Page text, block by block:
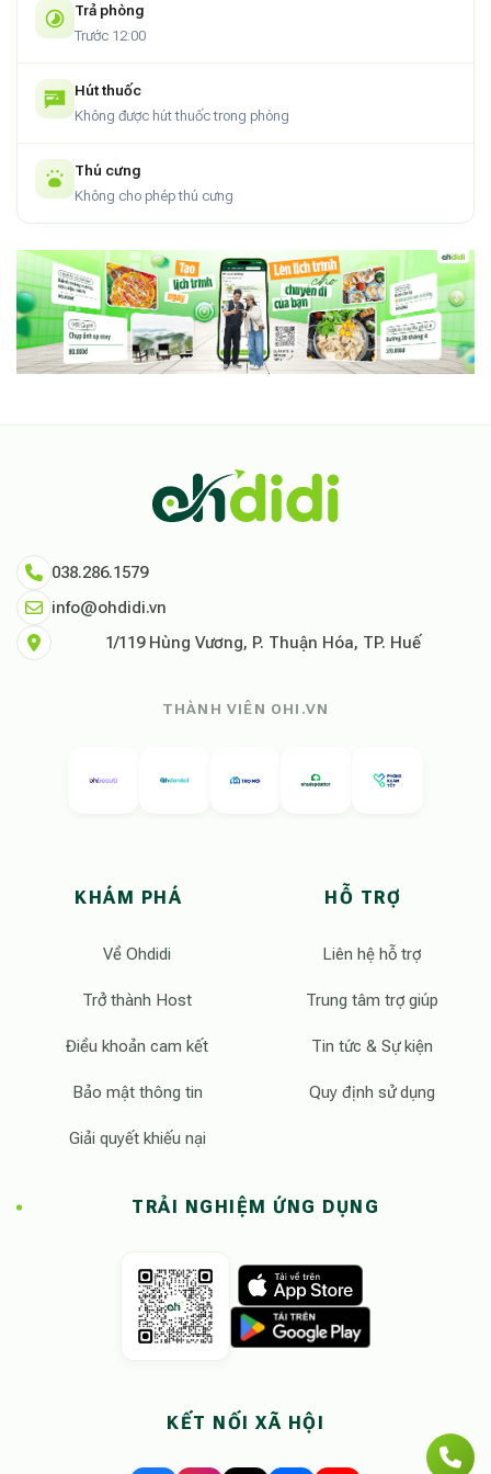
Phù hợp cho những hành trình nghỉ dưỡng gần thiên
Với cách tổ chức không gian và bầu không khí đặc trưng,
The Garden Homestayphù hợp cho các chuyến đi nghỉ
nhiên. Đây là lựa chọn hợp lý cho những kỳ nghỉ ngắn để nạp
lại năng lượng, hoặc những lần lưu trú dài ngày khi sự yên ổn
trở thành điều quan trọng nhất.
Một điểm dừng chân mang tinh thần bền vững
Không chạy theo xu hướng cầu kỳ,The Garden Homestay
giữ cho mình một phong cách nhất quán, dựa trên sự giản dị
và gần gũi với môi trường xung quanh. Trải nghiệm tại đây
Trả phòng
Trước 12:00
Hút thuốc
Không được hút thuốc trong phòng
Thú cưng
Không cho phép thú cưng
038.286.1579
info@ohdidi.vn
1/119 Hùng Vương, P. Thuận Hóa, TP. Huế
THÀNH VIÊN OHI.VN
KHÁM PHÁ
Về Ohdidi
Trở thành Host
Điều khoản cam kết
Bảo mật thông tin
Giải quyết khiếu nại
HỖ TRỢ
Liên hệ hỗ trợ
Trung tâm trợ giúp
Tin tức & Sự kiện
Quy định sử dụng
TRẢI NGHIỆM ỨNG DỤNG
KẾT NỐI XÃ HỘI